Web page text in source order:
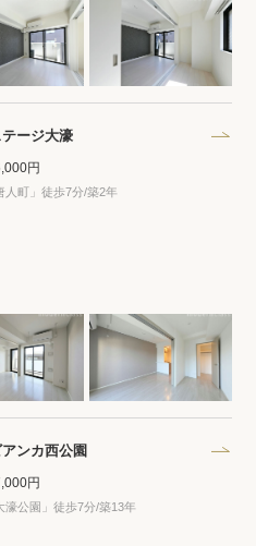
ージ大濠
円
人町」徒歩7分/築2年
ンカ西公園
円
濠公園」徒歩7分/築13年